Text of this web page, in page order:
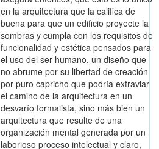
en la arquitectura que la califica de
buena para que un edificio proyecte la
sombras y cumpla con los requisitos de
funcionalidad y estética pensados para
el uso del ser humano, un diseño que
no abrume por su libertad de creación
por puro capricho que podría extraviar
el camino de la arquitectura en un
desvarío formalista, sino más bien un
arquitectura que resulte de una
organización mental generada por un
laborioso proceso intelectual y claro,